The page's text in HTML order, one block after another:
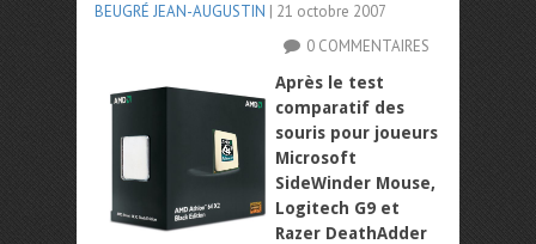
BEUGRÉ JEAN-AUGUSTIN | 21 octobre 2007
0 COMMENTAIRES
Après le test
comparatif des
souris pour joueurs
Microsoft
SideWinder Mouse,
Logitech G9 et
Razer DeathAdder